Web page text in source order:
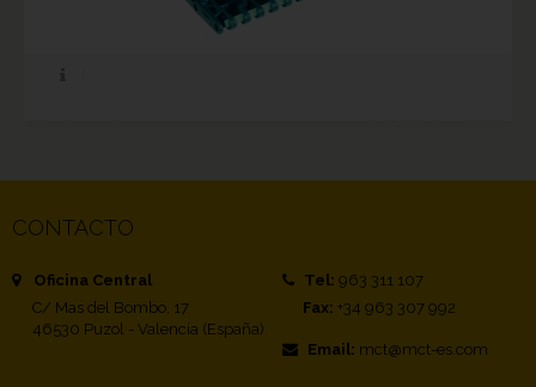
CONTACTO
Oficina Central
C/ Mas del Bombo, 17
46530 Puzol - Valencia (España)
Tel: 963 311 107
Fax: +34 963 307 992
Email: mct@mct-es.com